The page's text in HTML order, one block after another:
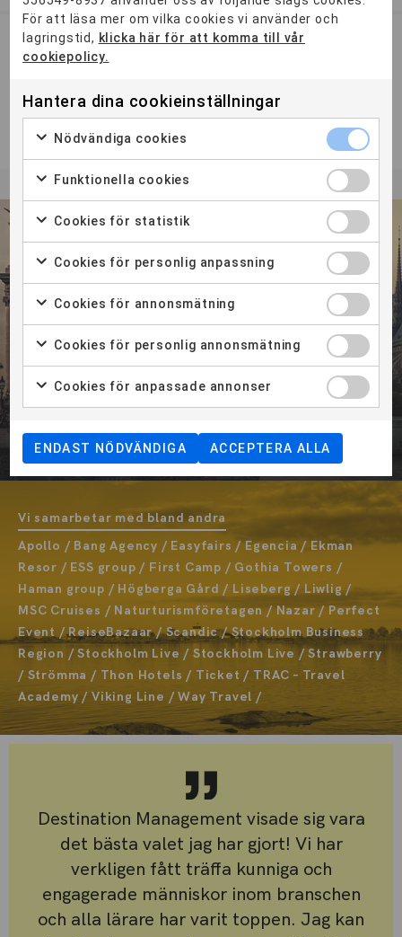
Project Manager Meetings & Events
att arbeta med till exempel mässor, musikevent,
sportevenemang...
2 ÅR STOCKHOLM
Korta kurser för yrkesverksamma
KORTA KURSER >>>
Vi samarbetar med bland andra
Apollo / Bang Agency / Easyfairs / Egencia / Ekman
Resor / ESS group / First Camp / Gothia Towers /
Haman group / Högberga Gård / Liseberg / Liwlig /
MSC Cruises / Naturturismföretagen / Nazar / Perfect
Event / ReiseBazaar / Scandic / Stockholm Business
Region / Stockholm Live / Stockholm Live / Strawberry
/ Strömma / Thon Hotels / Ticket / TRAC – Travel
Academy / Viking Line / Way Travel /
Destination Management visade sig vara
det bästa valet jag har gjort! Vi har
verkligen fått träffa kunniga och
engagerade människor inom branschen
och alla lärare har varit toppen. Jag kan
För att läsa mer om vilka cookies vi använder och
lagringstid, klicka här för att komma till vår
cookiepolicy.
Hantera dina cookieinställningar
Nödvändiga cookies
Funktionella cookies
Cookies för statistik
Cookies för personlig anpassning
Cookies för annonsmätning
Cookies för personlig annonsmätning
Cookies för anpassade annonser
ENDAST NÖDVÄNDIGA ACCEPTERA ALLA